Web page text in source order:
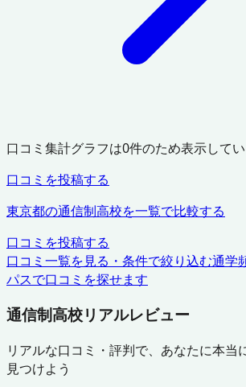
口コミ集計グラフは0件のため表示してい
口コミを投稿する
東京都の通信制高校を一覧で比較する
口コミを投稿する
口コミ一覧を見る・条件で絞り込む通学
パスで口コミを探せます
通信制高校リアルレビュー
リアルな口コミ・評判で、あなたに本当
見つけよう